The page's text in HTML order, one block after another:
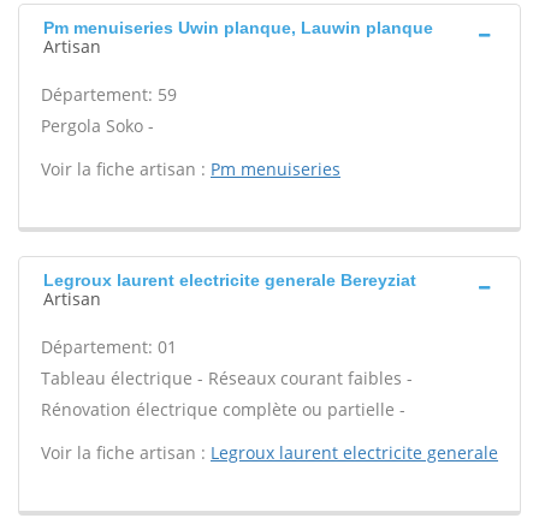
Pm menuiseries Uwin planque, Lauwin planque
Artisan
Département: 59
Pergola Soko -
Voir la fiche artisan : Pm menuiseries
Legroux laurent electricite generale Bereyziat
Artisan
Département: 01
Tableau électrique - Réseaux courant faibles -
Rénovation électrique complète ou partielle -
Voir la fiche artisan : Legroux laurent electricite generale